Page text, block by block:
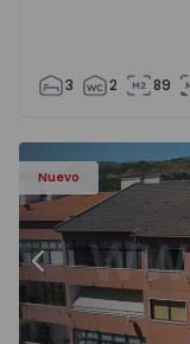
3 2 89
Nuevo
- 18
Apartamento T2
Anterior